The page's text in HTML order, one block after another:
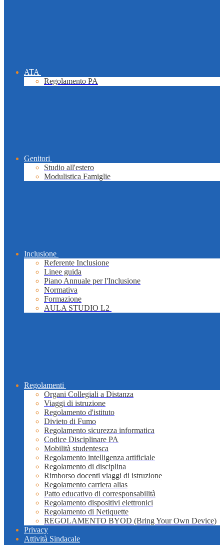
ATA
Regolamento PA
Genitori
Studio all'estero
Modulistica Famiglie
Inclusione
Referente Inclusione
Linee guida
Piano Annuale per l'Inclusione
Normativa
Formazione
AULA STUDIO L2
Regolamenti
Organi Collegiali a Distanza
Viaggi di istruzione
Regolamento d'istituto
Divieto di Fumo
Regolamento sicurezza informatica
Codice Disciplinare PA
Mobilità studentesca
Regolamento intelligenza artificiale
Regolamento di disciplina
Rimborso docenti viaggi di istruzione
Regolamento carriera alias
Patto educativo di corresponsabilità
Regolamento dispositivi elettronici
Regolamento di Netiquette
REGOLAMENTO BYOD (Bring Your Own Device)
Privacy
Attività Sindacale